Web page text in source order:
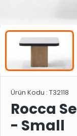
Ürün Kodu : T32118
Rocca
- Small